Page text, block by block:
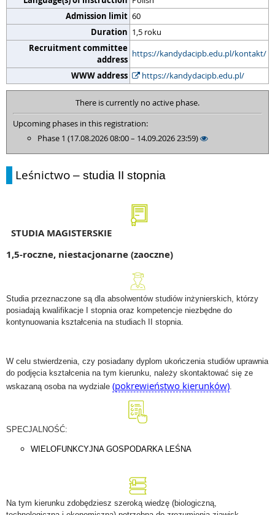
Admission limit 60
Duration 1,5 roku
Recruitment committee
address
https://kandydacipb.edu.pl/kontakt/
WWW address
https://kandydacipb.edu.pl/
There is currently no active phase.
Upcoming phases in this registration:
Phase 1 (17.08.2026 08:00 – 14.09.2026 23:59)
Leśnictwo – studia II stopnia
STUDIA MAGISTERSKIE
1,5-roczne, niestacjonarne (zaoczne)
Studia przeznaczone są dla absolwentów studiów inżynierskich, którzy
posiadają kwalifikacje I stopnia oraz kompetencje niezbędne do
kontynuowania kształcenia na studiach II stopnia.
W celu stwierdzenia, czy posiadany dyplom ukończenia studiów uprawnia
do podjęcia kształcenia na tym kierunku, należy skontaktować się ze
wskazaną osoba na wydziale (pokrewieństwo kierunków).
SPECJALNOŚĆ:
WIELOFUNKCYJNA GOSPODARKA LEŚNA
Na tym kierunku zdobędziesz szeroką wiedzę (biologiczną,